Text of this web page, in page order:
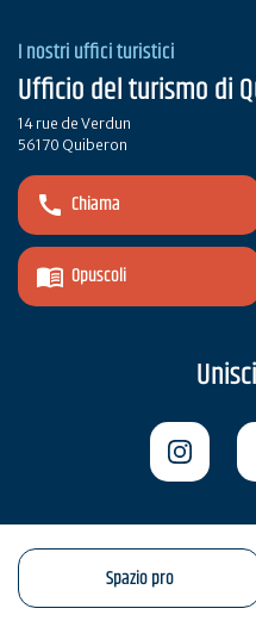
I nostri uffici turistici
Ufficio del turismo di
14 rue de Verdun
56170 Quiberon
Chiama
Opuscoli
Spazio pro